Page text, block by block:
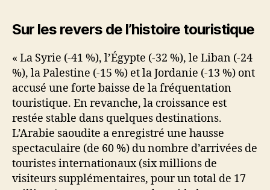
Sur les revers de l’histoire touristique
« La Syrie (-41 %), l’Égypte (-32 %), le Liban (-24
%), la Palestine (-15 %) et la Jordanie (-13 %) ont
accusé une forte baisse de la fréquentation
touristique. En revanche, la croissance est
restée stable dans quelques destinations.
L’Arabie saoudite a enregistré une hausse
spectaculaire (de 60 %) du nombre d’arrivées de
touristes internationaux (six millions de
visiteurs supplémentaires, pour un total de 17